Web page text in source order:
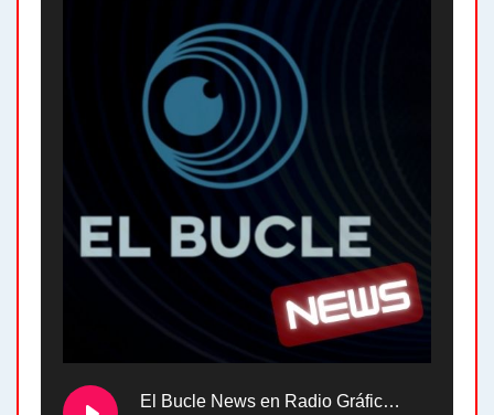
El Bucle News en Radio Gráfica. Bloque 2 . 28.04.24